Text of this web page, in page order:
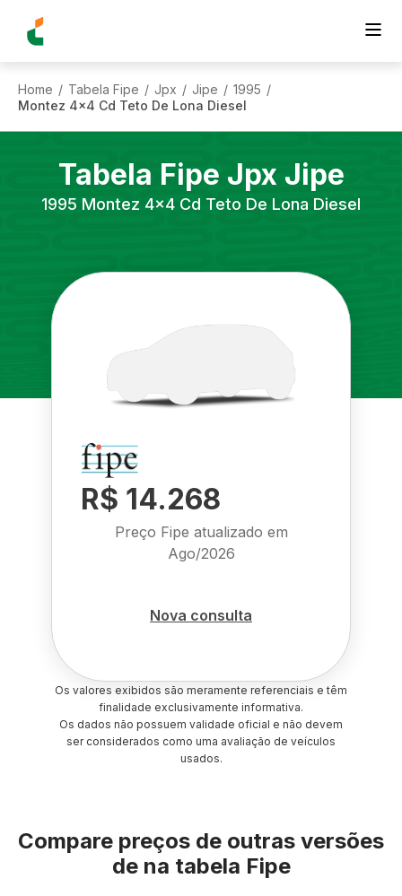
Home / Tabela Fipe / Jpx / Jipe / 1995 /
Montez 4x4 Cd Teto De Lona Diesel
Tabela Fipe Jpx Jipe
1995 Montez 4x4 Cd Teto De Lona Diesel
R$ 14.268
Preço Fipe atualizado em
Ago/2026
Nova consulta
Os valores exibidos são meramente referenciais e têm
finalidade exclusivamente informativa.
Os dados não possuem validade oficial e não devem
ser considerados como uma avaliação de veículos
usados.
Compare preços de outras versões
de na tabela Fipe